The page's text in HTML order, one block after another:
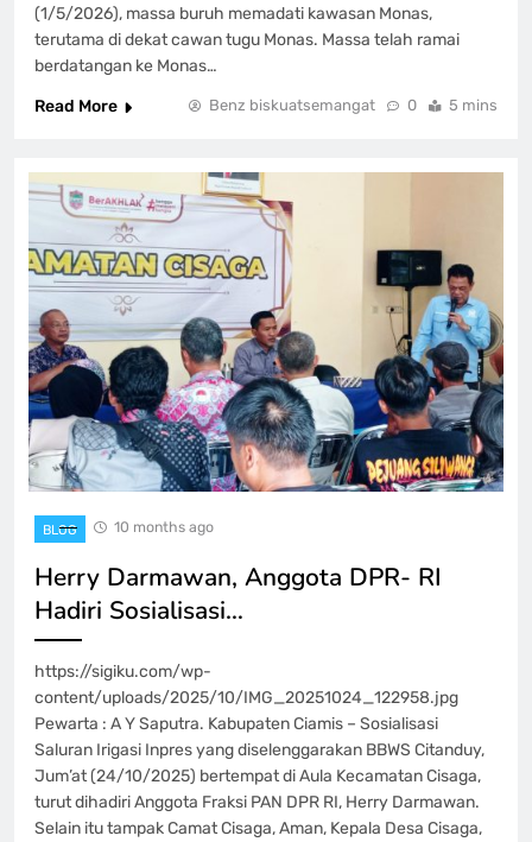
(1/5/2026), massa buruh memadati kawasan Monas,
terutama di dekat cawan tugu Monas. Massa telah ramai
berdatangan ke Monas…
Read More
Benz biskuatsemangat 0 5 mins
BLOG 10 months ago
Herry Darmawan, Anggota DPR- RI
Hadiri Sosialisasi…
https://sigiku.com/wp-
content/uploads/2025/10/IMG_20251024_122958.jpg
Pewarta : A Y Saputra. Kabupaten Ciamis – Sosialisasi
Saluran Irigasi Inpres yang diselenggarakan BBWS Citanduy,
Jum’at (24/10/2025) bertempat di Aula Kecamatan Cisaga,
turut dihadiri Anggota Fraksi PAN DPR RI, Herry Darmawan.
Selain itu tampak Camat Cisaga, Aman, Kepala Desa Cisaga,